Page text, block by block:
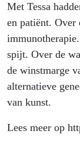
Met Tessa
en patiënt. Over
spijt. Over de
de winstmarge
alternatieve
van kunst.
Lees meer op